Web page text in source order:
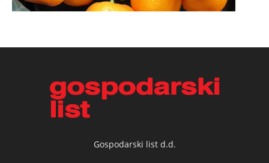
Gospodarski list d.d.